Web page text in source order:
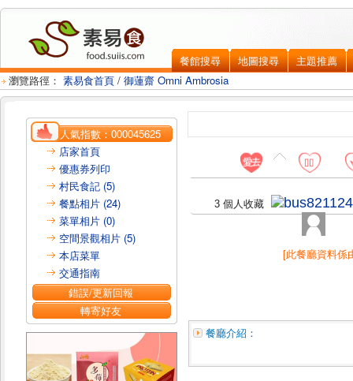
餐館搜尋 地圖搜尋
主題推薦
瀏覽路徑： 素易食首頁 / 御蓮齋 Omni Ambrosia
人氣指數：000045625
店家首頁
優惠券列印
村民食記 (5)
餐點相片 (24)
菜單相片 (0)
空間景觀相片 (5)
本店菜單
交通指南
錯誤/更新回報
轉寄好友
3 個人收藏
[此餐廳資料係
餐廳介紹：